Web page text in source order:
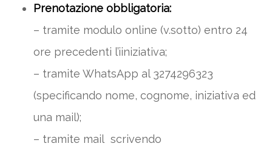
Prenotazione obbligatoria:
– tramite modulo online (v.sotto) entro 24
ore precedenti l’iiniziativa;
– tramite WhatsApp al 3274296323
(specificando nome, cognome, iniziativa ed
una mail);
– tramite mail scrivendo